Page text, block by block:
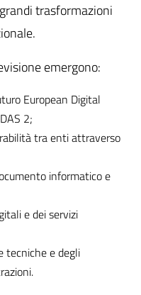
trasformazioni
emergono:
European Digital
2;
tra enti attraverso
informatico e
e dei servizi
tecniche e degli